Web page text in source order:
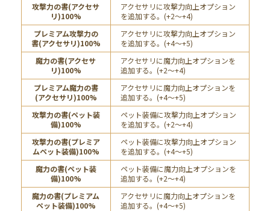
攻撃力の書(アクセサ
リ)100%
アクセサリに攻撃力向上オプション
を追加する。(+2～+4)
プレミアム攻撃力の
書(アクセサリ)100%
アクセサリに攻撃力向上オプション
を追加する。(+4～+5)
魔力の書(アクセサ
リ)100%
アクセサリに魔力向上オプションを
追加する。(+2～+4)
プレミアム魔力の書
(アクセサリ)100%
アクセサリに魔力向上オプションを
追加する。(+4～+5)
攻撃力の書(ペット装
備)100%
ペット装備に攻撃力向上オプション
を追加する。(+2～+4)
攻撃力の書(プレミア
ムペット装備)100%
ペット装備に攻撃力向上オプション
を追加する。(+4～+5)
魔力の書(ペット装
備)100%
ペット装備に魔力向上オプションを
追加する。(+2～+4)
魔力の書(プレミアム
ペット装備)100%
アクセサリに魔力向上オプションを
追加する。(+4～+5)